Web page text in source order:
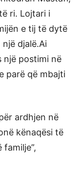
ri. Lojtari i
e tij të dytë
djalë.Ai
një postimi në
parë që mbajti
ardhjen në
kënaqësi të